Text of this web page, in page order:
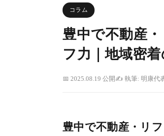
コラム
豊中で不動産
フ力｜地域密
2025.08.19 公開 執筆: 明康
豊中で不動産・リ